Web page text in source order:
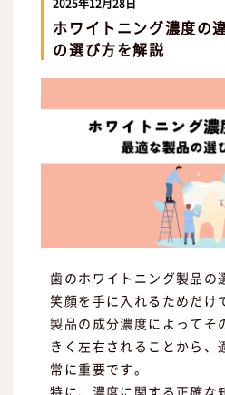
2025年12月28日
ホワイトニング濃度の
の選び方を解説
歯のホワイトニング製品の
笑顔を手に入れるためだけ
製品の成分濃度によってそ
きく左右されることから、
常に重要です。